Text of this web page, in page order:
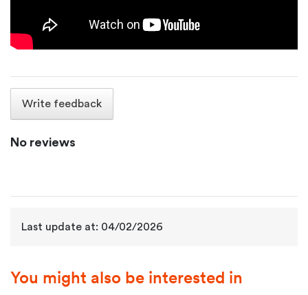
Write feedback
No reviews
Last update at: 04/02/2026
You might also be interested in